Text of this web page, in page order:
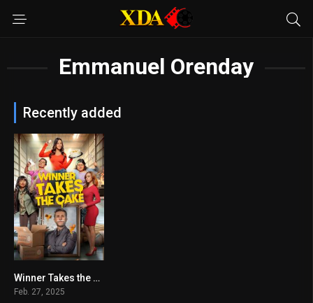
Emmanuel Orenday
Recently added
6.3
Winner Takes the Cake
Feb. 27, 2025